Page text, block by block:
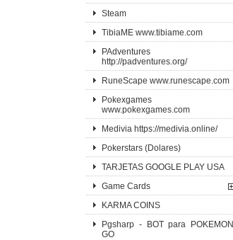
Steam
TibiaME www.tibiame.com
PAdventures
http://padventures.org/
RuneScape www.runescape.com
Pokexgames
www.pokexgames.com
Medivia https://medivia.online/
Pokerstars (Dolares)
TARJETAS GOOGLE PLAY USA
Game Cards
KARMA COINS
Pgsharp - BOT para POKEMON
GO